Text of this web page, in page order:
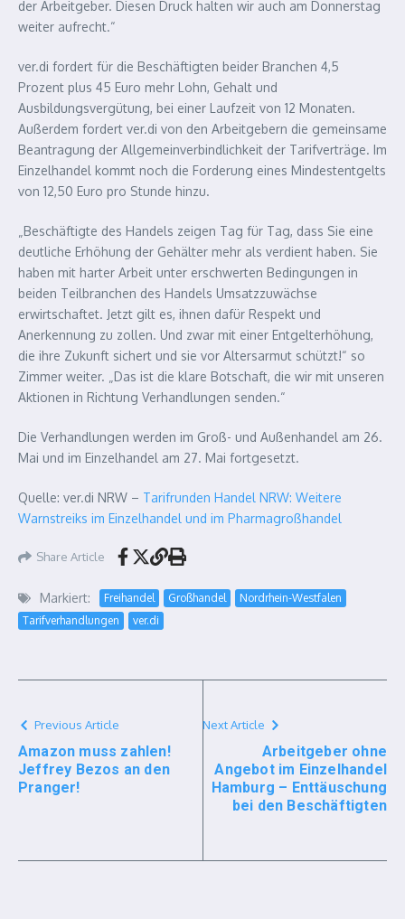
der Arbeitgeber. Diesen Druck halten wir auch am Donnerstag
weiter aufrecht.“
ver.di fordert für die Beschäftigten beider Branchen 4,5
Prozent plus 45 Euro mehr Lohn, Gehalt und
Ausbildungsvergütung, bei einer Laufzeit von 12 Monaten.
Außerdem fordert ver.di von den Arbeitgebern die gemeinsame
Beantragung der Allgemeinverbindlichkeit der Tarifverträge. Im
Einzelhandel kommt noch die Forderung eines Mindestentgelts
von 12,50 Euro pro Stunde hinzu.
„Beschäftigte des Handels zeigen Tag für Tag, dass Sie eine
deutliche Erhöhung der Gehälter mehr als verdient haben. Sie
haben mit harter Arbeit unter erschwerten Bedingungen in
beiden Teilbranchen des Handels Umsatzzuwächse
erwirtschaftet. Jetzt gilt es, ihnen dafür Respekt und
Anerkennung zu zollen. Und zwar mit einer Entgelterhöhung,
die ihre Zukunft sichert und sie vor Altersarmut schützt!“ so
Zimmer weiter. „Das ist die klare Botschaft, die wir mit unseren
Aktionen in Richtung Verhandlungen senden.“
Die Verhandlungen werden im Groß- und Außenhandel am 26.
Mai und im Einzelhandel am 27. Mai fortgesetzt.
Quelle: ver.di NRW – Tarifrunden Handel NRW: Weitere
Warnstreiks im Einzelhandel und im Pharmagroßhandel
Share Article
Markiert: Freihandel Großhandel
Nordrhein-Westfalen
Tarifverhandlungen
ver.di
Previous Article
Amazon muss zahlen!
Jeffrey Bezos an den
Pranger!
Next Article
Arbeitgeber ohne
Angebot im Einzelhandel
Hamburg – Enttäuschung
bei den Beschäftigten